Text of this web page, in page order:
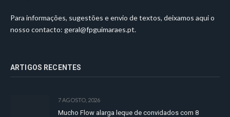
Para informações, sugestões e envio de textos, deixamos aqui o
nosso contacto: geral@fpguimaraes.pt.
ARTIGOS RECENTES
7 AGOSTO, 2026
Mucho Flow alarga leque de convidados com 8